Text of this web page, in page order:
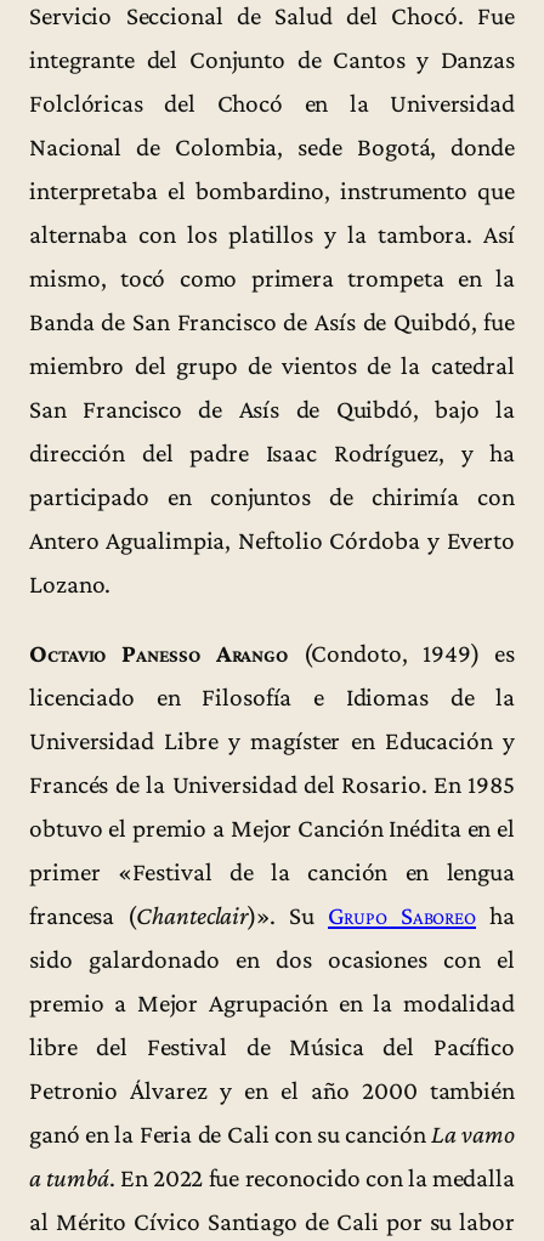
Servicio Seccional de Salud del Chocó. Fue
integrante del Conjunto de Cantos y Danzas
Folclóricas del Chocó en la Universidad
Nacional de Colombia, sede Bogotá, donde
interpretaba el bombardino, instrumento que
alternaba con los platillos y la tambora. Así
mismo, tocó como primera trompeta en la
Banda de San Francisco de Asís de Quibdó, fue
miembro del grupo de vientos de la catedral
San Francisco de Asís de Quibdó, bajo la
dirección del padre Isaac Rodríguez, y ha
participado en conjuntos de chirimía con
Antero Agualimpia, Neftolio Córdoba y Everto
Lozano.
Octavio Panesso Arango (Condoto, 1949) es
licenciado en Filosofía e Idiomas de la
Universidad Libre y magíster en Educación y
Francés de la Universidad del Rosario. En 1985
obtuvo el premio a Mejor Canción Inédita en el
primer «Festival de la canción en lengua
francesa (Chanteclair)». Su Grupo Saboreo ha
sido galardonado en dos ocasiones con el
premio a Mejor Agrupación en la modalidad
libre del Festival de Música del Pacífico
Petronio Álvarez y en el año 2000 también
ganó en la Feria de Cali con su canciónLa vamo
a tumbá. En 2022 fue reconocido con la medalla
al Mérito Cívico Santiago de Cali por su labor